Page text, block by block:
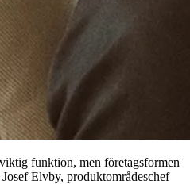
funktion, men företagsformen
Elvby, produktområdeschef